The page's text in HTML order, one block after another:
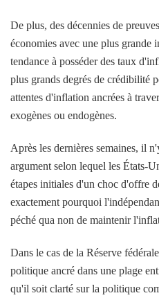
De plus, des décennies de
économies avec une plus grande
tendance à posséder des taux
plus grands degrés de crédibilité
attentes d'inflation ancrées à
exogènes ou endogènes.
Après les dernières semaines, il
argument selon lequel les États-
étapes initiales d'un choc d'offre
exactement pourquoi
péché qua non de maintenir
Dans le cas de la Réserve
politique ancré dans une plage
qu'il soit clarté sur la politique